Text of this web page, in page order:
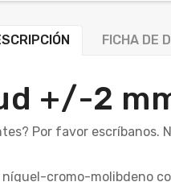
FICHA DE
+/-2
Por favor
cromo-molibdeno